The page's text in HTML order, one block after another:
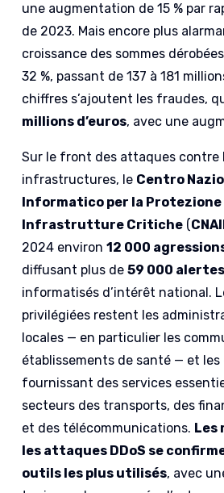
une augmentation de 15 % par
de 2023. Mais encore plus
croissance des sommes
32 %, passant de 137 à 181
chiffres s’ajoutent les fraudes,
millions d’euros, avec une
Sur le front des attaques contre
infrastructures, le Centro
Informatico per la Protezione
Infrastrutture Critiche (
2024 environ12 000
diffusant plus de59 000 alertes
informatisés d’intérêt national.
privilégiées restent les
locales — en particulier les
établissements de santé — et les
fournissant des services
secteurs des transports, des
et des télécommunications. Les
les attaques DDoS se
outils les plus utilisés, avec